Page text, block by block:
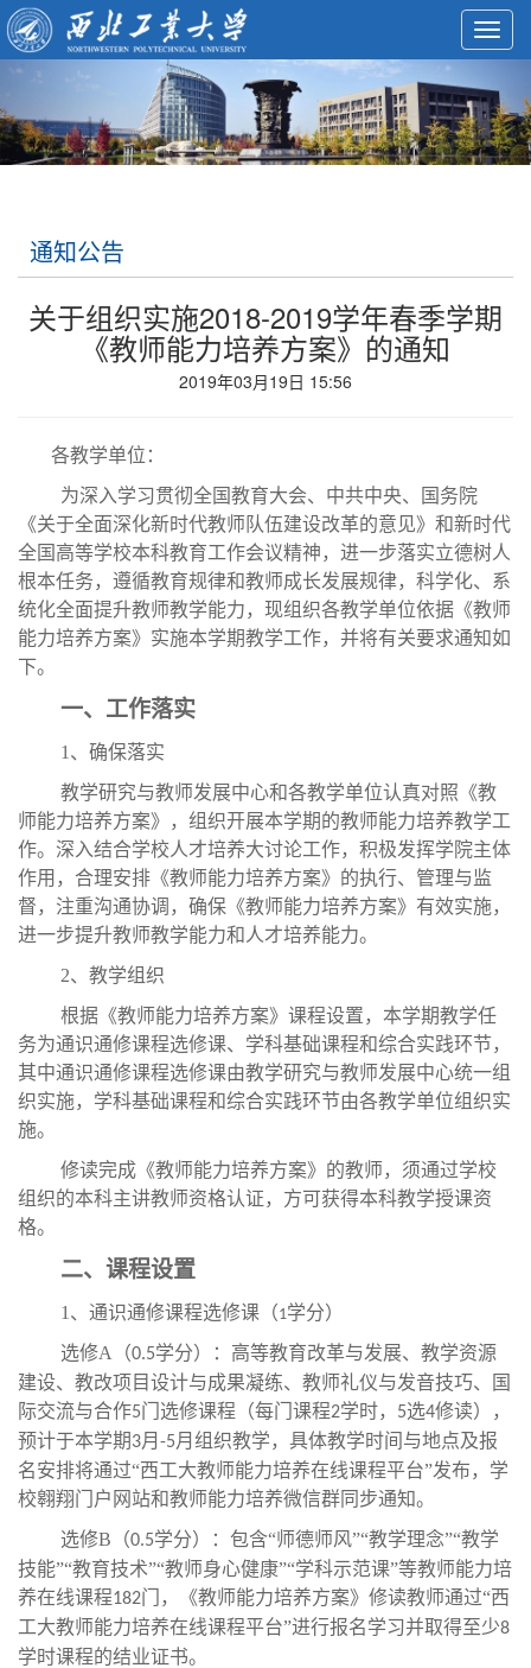
通知公告
关于组织实施2018-2019学年春季学期
《教师能力培养方案》的通知
2019年03月19日 15:56
各教学单位：
为深入学习贯彻全国教育大会、中共中央、国务院
《关于全面深化新时代教师队伍建设改革的意见》和新时代
全国高等学校本科教育工作会议精神，进一步落实立德树人
根本任务，遵循教育规律和教师成长发展规律，科学化、系
统化全面提升教师教学能力，现组织各教学单位依据《教师
能力培养方案》实施本学期教学工作，并将有关要求通知如
下。
一、工作落实
1、确保落实
教学研究与教师发展中心和各教学单位认真对照《教
师能力培养方案》，组织开展本学期的教师能力培养教学工
作。深入结合学校人才培养大讨论工作，积极发挥学院主体
作用，合理安排《教师能力培养方案》的执行、管理与监
督，注重沟通协调，确保《教师能力培养方案》有效实施，
进一步提升教师教学能力和人才培养能力。
2、教学组织
根据《教师能力培养方案》课程设置，本学期教学任
务为通识通修课程选修课、学科基础课程和综合实践环节，
其中通识通修课程选修课由教学研究与教师发展中心统一组
织实施，学科基础课程和综合实践环节由各教学单位组织实
施。
修读完成《教师能力培养方案》的教师，须通过学校
组织的本科主讲教师资格认证，方可获得本科教学授课资
格。
二、课程设置
1、通识通修课程选修课（1学分）
选修A（0.5学分）：高等教育改革与发展、教学资源
建设、教改项目设计与成果凝练、教师礼仪与发音技巧、国
际交流与合作5门选修课程（每门课程2学时， 5选4修读），
预计于本学期3月 -5月组织教学，具体教学时间与地点及报
名安排将通过“西工大教师能力培养在线课程平台”发布，学
校翱翔门户网站和教师能力培养微信群同步通知。
选修B（0.5学分）：包含“师德师风”“教学理念”“教学
技能”“教育技术”“教师身心健康”“学科示范课”等教师能力培
养在线课程182门，《教师能力培养方案》修读教师通过“西
工大教师能力培养在线课程平台”进行报名学习并取得至少8
学时课程的结业证书。